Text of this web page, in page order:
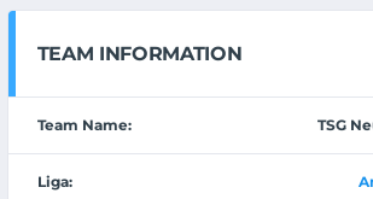
TEAM INFORMATION
Team Name: TSG
Liga: